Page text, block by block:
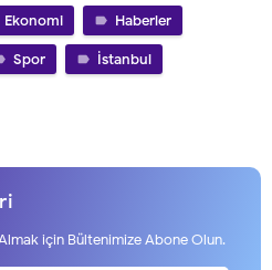
Ekonomi Haberler
Spor İstanbul
için Bültenimize Abone Olun.